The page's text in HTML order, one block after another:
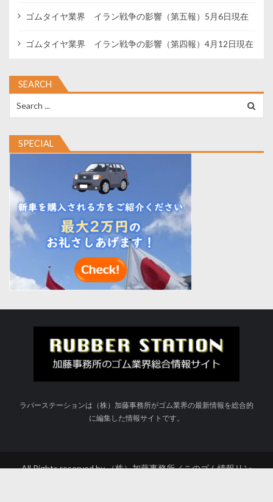
ゴムタイヤ業界 イラン戦争の影響（第五報）5月6日現在
ゴムタイヤ業界 イラン戦争の影響（第四報）4月12日現在
SEARCH
for:
SPECIAL
ラバーステーションは（株）加藤事務所がゴム業界の最新情報を総合的
に編集した情報サイトです。
All Rights reserved by （株）加藤事務所／このゴム情報リン